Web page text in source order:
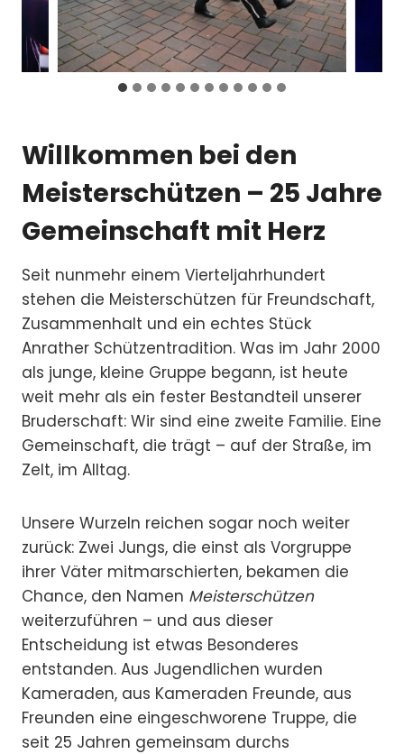
Willkommen bei den
Meisterschützen – 25 Jahre
Gemeinschaft mit Herz
Seit nunmehr einem Vierteljahrhundert
stehen die Meisterschützen für Freundschaft,
Zusammenhalt und ein echtes Stück
Anrather Schützentradition. Was im Jahr 2000
als junge, kleine Gruppe begann, ist heute
weit mehr als ein fester Bestandteil unserer
Bruderschaft: Wir sind eine zweite Familie. Eine
Gemeinschaft, die trägt – auf der Straße, im
Zelt, im Alltag.
Unsere Wurzeln reichen sogar noch weiter
zurück: Zwei Jungs, die einst als Vorgruppe
ihrer Väter mitmarschierten, bekamen die
Chance, den Namen Meisterschützen
weiterzuführen – und aus dieser
Entscheidung ist etwas Besonderes
entstanden. Aus Jugendlichen wurden
Kameraden, aus Kameraden Freunde, aus
Freunden eine eingeschworene Truppe, die
seit 25 Jahren gemeinsam durchs